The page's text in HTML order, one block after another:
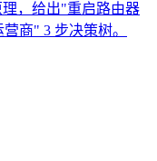
，给出"重启路由器
商" 3 步决策树。